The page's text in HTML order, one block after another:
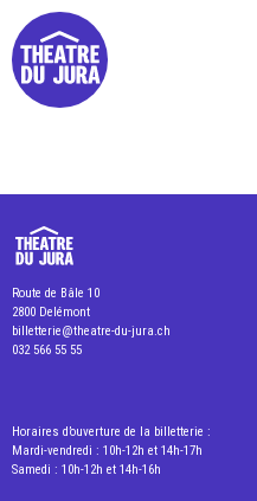
Presse
Dépôts de dossiers
Route de Bâle 10
2800 Delémont
billetterie@theatre-du-jura.ch
032 566 55 55
Horaires d’ouverture de la billetterie :
Mardi-vendredi : 10h-12h et 14h-17h
Samedi : 10h-12h et 14h-16h